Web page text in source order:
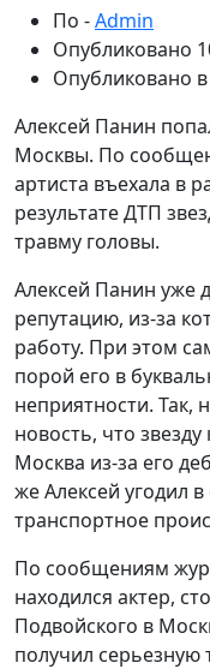
По -Admin
Опубликовано
Опубликовано в
Алексей Панин
Москвы. По
артиста въехала в
результате ДТП
травму головы.
Алексей Панин уже
репутацию, из-за
работу. При этом
порой его в
неприятности. Так,
новость, что
Москва из-за его
же Алексей угодил
транспортное
По сообщениям
находился актер,
Подвойского в
получил серьезную